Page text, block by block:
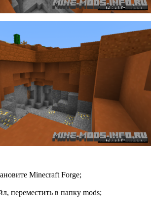
Minecraft Forge;
переместить в папку mods;